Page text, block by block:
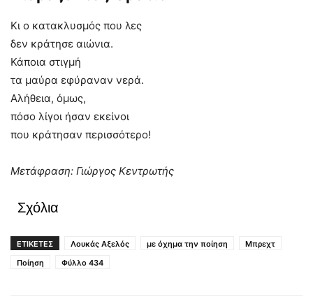
Κι ο κατακλυσμός που λες
δεν κράτησε αιώνια.
Κάποια στιγμή
τα μαύρα εφύραναν νερά.
Αλήθεια, όμως,
πόσο λίγοι ήσαν εκείνοι
που κράτησαν περισσότερο!
Μετάφραση: Γιώργος Κεντρωτής
Σχόλια
ΕΤΙΚΕΤΕΣ Λουκάς Αξελός με όχημα την ποίηση
Μπρεχτ
Ποίηση
Φύλλο 434